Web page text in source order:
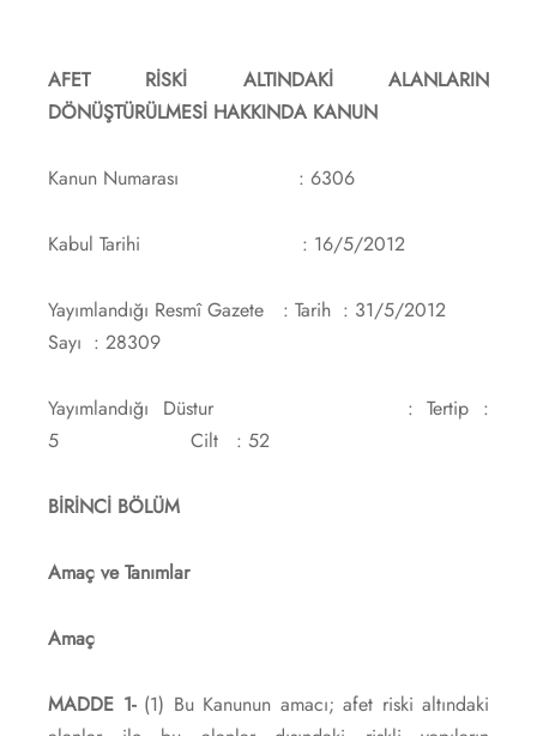
AFET RİSKİ ALTINDAKİ ALANLARIN
DÖNÜŞTÜRÜLMESİ HAKKINDA KANUN
Kanun Numarası : 6306
Kabul Tarihi : 16/5/2012
Yayımlandığı Resmî Gazete : Tarih : 31/5/2012
Sayı : 28309
Yayımlandığı Düstur : Tertip :
5 Cilt : 52
BİRİNCİ BÖLÜM
Amaç ve Tanımlar
Amaç
MADDE 1-(1) Bu Kanunun amacı; afet riski altındaki